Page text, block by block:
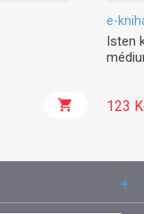
e-
Isten
123